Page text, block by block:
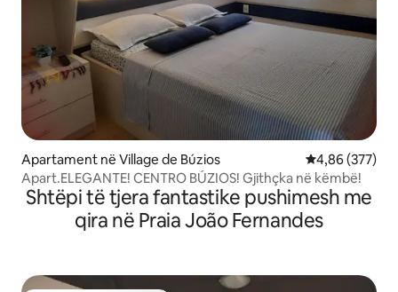
Apartament në Village de Búzios Vlerësimi
4,86 (377)
Apart.ELEGANTE! CENTRO BÚZIOS! Gjithçka në këmbë!
Shtëpi të tjera fantastike pushimesh me
qira në Praia João Fernandes